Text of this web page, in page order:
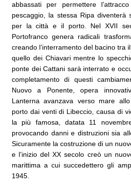
abbassati per permettere
pescaggio, la stessa Ripa diventerà
per la città e il porto. Nel XVII
Portofranco genera radicali
creando l’interramento del bacino tra
quello dei Chiavari mentre lo
ponte dei Cattani sarà interrato e
completamento di questi
Nuovo a Ponente, opera
Lanterna avanzava verso mare
porto dai venti di Libeccio, causa di
la più famosa, datata 11
provocando danni e distruzioni sia
Sicuramente la costruzione di un
e l’inizio del XX secolo creò un
marittima a cui succedettero gli
1945.